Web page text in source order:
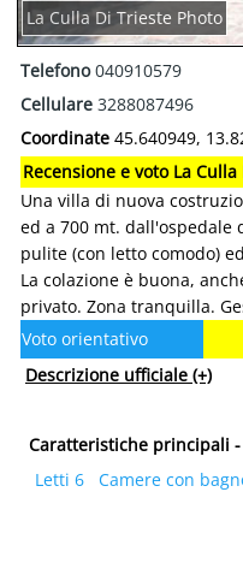
La Culla Di Trieste Photo
Telefono040910579
Cellulare 3288087496
Coordinate 45.640949,
Recensione e voto La
Una villa di nuova
ed a 700 mt. dall'ospedale
pulite (con letto comodo)
La colazione è buona,
privato. Zona tranquilla.
Voto orientativo
Descrizione ufficiale (+)
Caratteristiche principali -
Letti 6
Camere con